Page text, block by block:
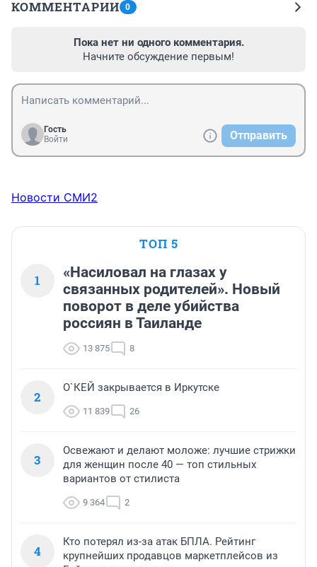
КОММЕНТАРИИ 0
Пока нет ни одного комментария.
Начните обсуждение первым!
Гость
Войти
Отправить
Новости СМИ2
ТОП 5
1
«Насиловал на глазах у
связанных родителей». Новый
поворот в деле убийства
россиян в Таиланде
13 875 8
2
О`КЕЙ закрывается в Иркутске
11 839 26
3
Освежают и делают моложе: лучшие стрижки
для женщин после 40 — топ стильных
вариантов от стилиста
9 364 2
4
Кто потерял из-за атак БПЛА. Рейтинг
крупнейших продавцов маркетплейсов из